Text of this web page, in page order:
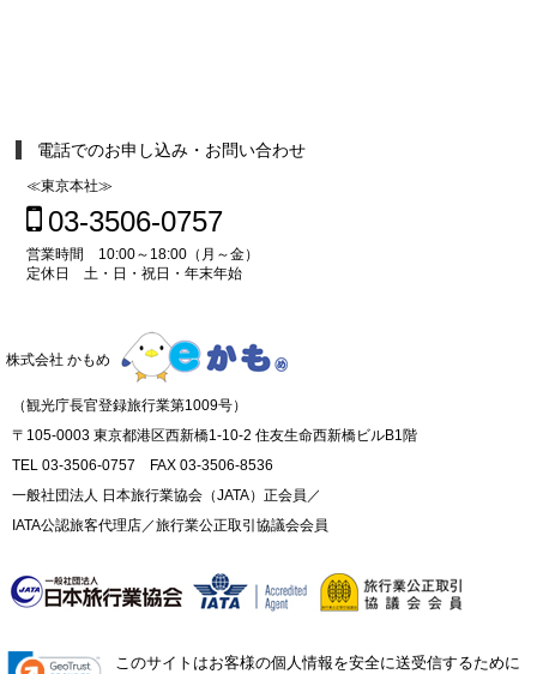
電話でのお申し込み・お問い合わせ
≪東京本社≫
03-3506-0757
営業時間 10:00～18:00（月～金）
定休日 土・日・祝日・年末年始
株式会社 かもめ
（観光庁長官登録旅行業第1009号）
〒105-0003 東京都港区西新橋1-10-2 住友生命西新橋ビルB1階
TEL 03-3506-0757 FAX 03-3506-8536
一般社団法人 日本旅行業協会（JATA）正会員／
IATA公認旅客代理店／旅行業公正取引協議会会員
このサイトはお客様の個人情報を安全に送受信するために